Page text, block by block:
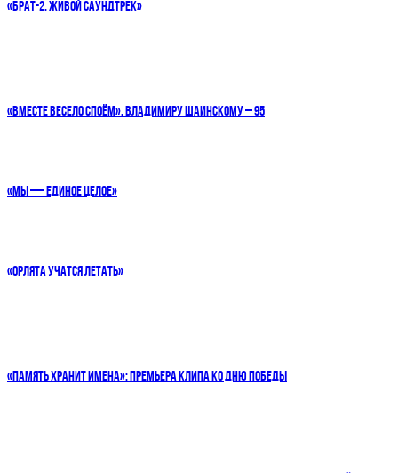
«БРАТ-2. ЖИВОЙ САУНДТРЕК»
«ВМЕСТЕ ВЕСЕЛО СПОЁМ». ВЛАДИМИРУ ШАИНСКОМУ – 95
«МЫ — ЕДИНОЕ ЦЕЛОЕ»
«ОРЛЯТА УЧАТСЯ ЛЕТАТЬ»
«ПАМЯТЬ ХРАНИТ ИМЕНА»: ПРЕМЬЕРА КЛИПА КО ДНЮ ПОБЕДЫ